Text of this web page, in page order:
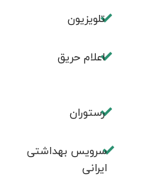
تلویزیون
اعلام حریق
رستوران
سرویس بهداشتی
ایرانی